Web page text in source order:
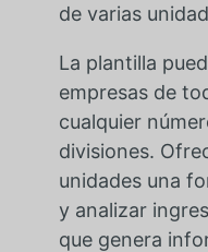
de varias
La plantilla
empresas de
cualquier
divisiones.
unidades una
y analizar
que genera